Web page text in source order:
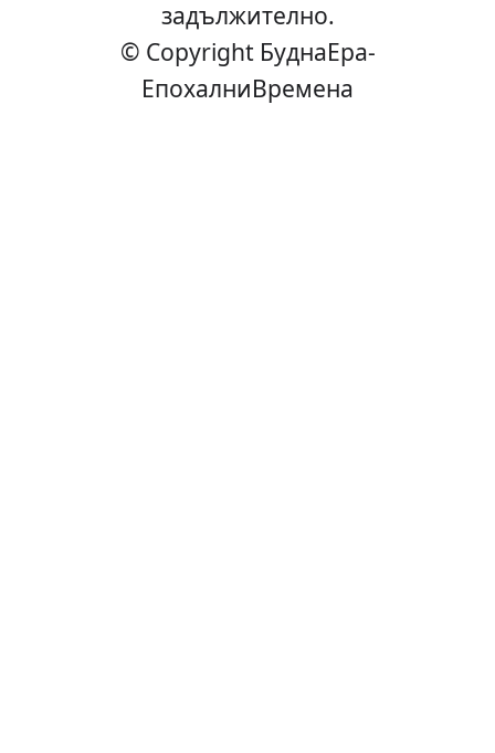
задължително.
© Copyright БуднаEра-
ЕпохалниВремена